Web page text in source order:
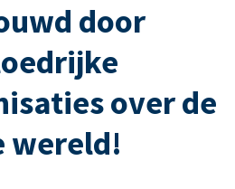
door
over de
wereld!